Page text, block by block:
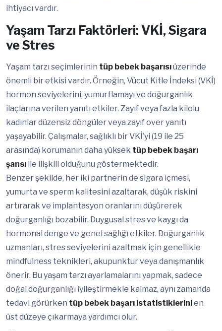
ihtiyacı vardır.
Yaşam Tarzı Faktörleri: VKİ, Sigara
ve Stres
Yaşam tarzı seçimlerinin tüp bebek başarısıüzerinde
önemli bir etkisi vardır. Örneğin, Vücut Kitle İndeksi (VKİ)
hormon seviyelerini, yumurtlamayı ve doğurganlık
ilaçlarına verilen yanıtı etkiler. Zayıf veya fazla kilolu
kadınlar düzensiz döngüler veya zayıf over yanıtı
yaşayabilir. Çalışmalar, sağlıklı bir VKİ’yi (19 ile 25
arasında) korumanın daha yüksek tüp bebek başarı
şansı ile ilişkili olduğunu göstermektedir.
Benzer şekilde, her iki partnerin de sigara içmesi,
yumurta ve sperm kalitesini azaltarak, düşük riskini
artırarak ve implantasyon oranlarını düşürerek
doğurganlığı bozabilir. Duygusal stres ve kaygı da
hormonal denge ve genel sağlığı etkiler. Doğurganlık
uzmanları, stres seviyelerini azaltmak için genellikle
mindfulness teknikleri, akupunktur veya danışmanlık
önerir. Bu yaşam tarzı ayarlamalarını yapmak, sadece
doğal doğurganlığı iyileştirmekle kalmaz, aynı zamanda
tedavi görürken tüp bebek başarı istatistiklerinien
üst düzeye çıkarmaya yardımcı olur.